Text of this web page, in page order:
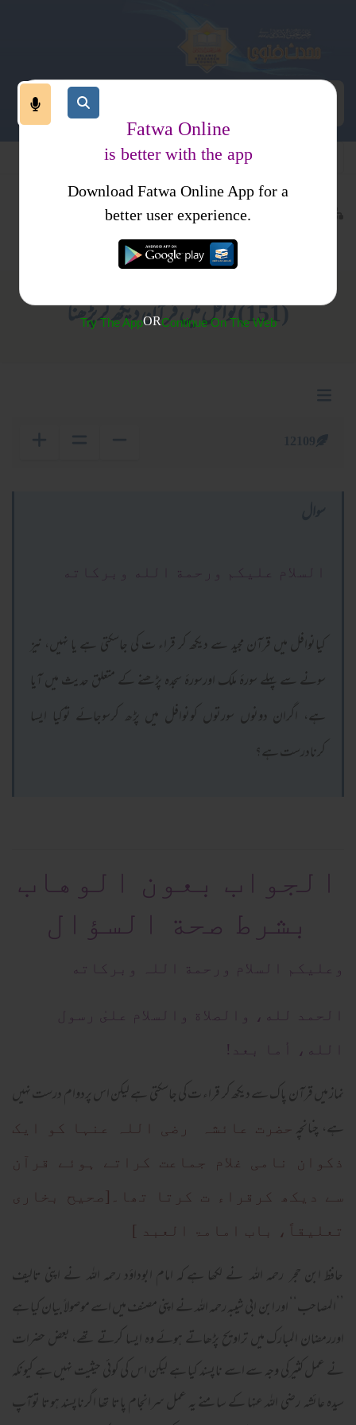
نماز
کتب فتاوی
فتاوی اصحاب الحدیث جلد2
(151) نوافل میں قرآن دیکھ کر پڑھنا
السلام عليكم ورحمة الله وبركاته
کیانوافل میں قرآن مجید سے دیکھ کر قراء ت کی جاسکتی ہے یا نہیں، نیز
سونے سے پہلے سورۂ ملک اورسورۂ سجدہ پڑھنے کے متعلق حدیث میں آیا
ہے، اگران دونوں سورتوں کونوافل میں پڑھ کرسوجائے توکیا ایسا
کرنادرست ہے؟
الجواب بعون الوهاب
بشرط صحة السؤال
وعلیکم السلام ورحمة اللہ وبرکاته
الحمد لله، والصلاة والسلام علىٰ رسول
الله، أما بعد!
نماز میں قرآن پاک سے دیکھ کر قراء ت کی جاسکتی ہے لیکن اس پردوام درست نہیں
ہے، چنانچہ حضرت عائشہ رضی اللہ عنہا کو ایک
ذکوان نامی غلام جماعت کراتے ہوئے قرآن
سے دیکھ کرقراء ت کرتا تھا۔[صحیح بخاری
تعلیقاً، باب امامۃ العبد ]
حافظ ابن حجر رحمہ اللہ نے لکھا ہے کہ امام ابوداؤد رحمہ اللہ نے اپنی تالیف
’’المصاحب‘‘ اور ابن ابی شیبہ رحمہ اللہ نے اپنی مصنف میں اسے موصولاً بیان کیا ہے
اوررمضان المبارک میں تراویح پڑھاتے ہوئے وہ ایسا کرتے تھے، بعض حضرات
نے عمل کثیرکی وجہ سے اسے ناپسند کیا ہے لیکن اس کی کوئی حیثیت نہیں ہے کیونکہ
سیدہ عائشہ رضی اللہ عنہا کے سامنے یہ عمل سرانجام پاتا تھا اگرناپسند ہوتا توآپ
Fatwa Online
is better with the app
Download Fatwa Online App for a
better user experience.
Try The AppORContinue On The Web